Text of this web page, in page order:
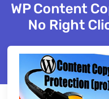
WP Content
No Right